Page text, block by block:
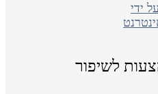
לשיפור